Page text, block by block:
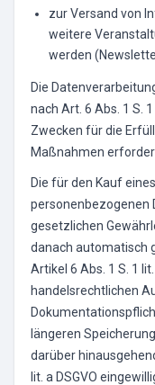
zur Versand von
weitere
werden
Die
nach Art. 6 Abs. 1 S.
Zwecken für die
Maßnahmen
Die für den Kauf
personenbezogenen
gesetzlichen
danach automatisch
Artikel 6 Abs. 1 S. 1
handelsrechtlichen
längeren
darüber
lit. a DSGVO